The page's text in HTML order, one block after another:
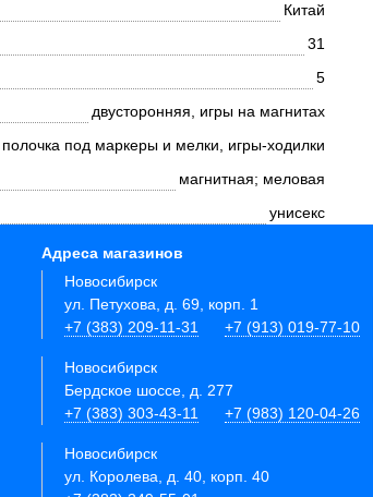
Китай
31
5
двусторонняя, игры на магнитах
под маркеры и мелки, игры-ходилки
магнитная; меловая
унисекс
Адреса магазинов
Новосибирск
ул. Петухова, д. 69, корп. 1
+7 (383) 209-11-31
+7 (913) 019-77-10
Новосибирск
Бердское шоссе, д. 277
+7 (383) 303-43-11
+7 (983) 120-04-26
Новосибирск
ул. Королева, д. 40, корп. 40